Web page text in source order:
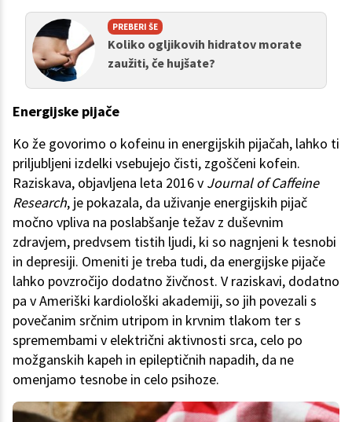
PREBERI ŠE
Koliko ogljikovih hidratov morate
zaužiti, če hujšate?
Energijske pijače
Ko že govorimo o kofeinu in energijskih pijačah, lahko ti
priljubljeni izdelki vsebujejo čisti, zgoščeni kofein.
Raziskava, objavljena leta 2016 v Journal of Caffeine
Research, je pokazala, da uživanje energijskih pijač
močno vpliva na poslabšanje težav z duševnim
zdravjem, predvsem tistih ljudi, ki so nagnjeni k tesnobi
in depresiji. Omeniti je treba tudi, da energijske pijače
lahko povzročijo dodatno živčnost. V raziskavi, dodatno
pa v Ameriški kardiološki akademiji, so jih povezali s
povečanim srčnim utripom in krvnim tlakom ter s
spremembami v električni aktivnosti srca, celo po
možganskih kapeh in epileptičnih napadih, da ne
omenjamo tesnobe in celo psihoze.